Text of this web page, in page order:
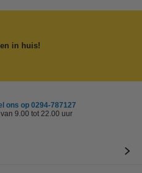
in huis!
ons op 0294-787127
9.00 tot 22.00 uur